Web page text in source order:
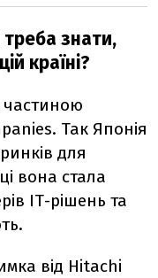
треба знати,
країні?
частиною
Так Японія
для
вона стала
ІТ-рішень та
від Hitachi